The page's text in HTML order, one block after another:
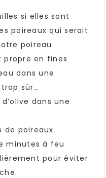
si elles sont
poireaux qui serait
poireau.
propre en fines
dans une
sûr…
dans une
de poireaux
minutes à feu
pour éviter